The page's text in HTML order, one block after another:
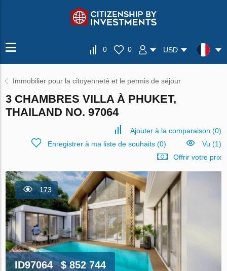
0 0 USD
Immobilier pour la citoyenneté et le permis de séjour
3 CHAMBRES VILLA À PHUKET,
THAILAND NO. 97064
Ajouter à la comparaison (0)
Enregistrer à ma liste de souhaits(0)
Vu (1)
Offrir votre prix
173
ID97064 $ 852 744